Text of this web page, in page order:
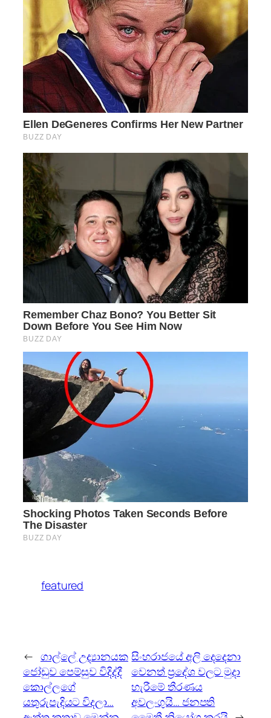
featured
← ගාල්ලේ උද්‍යානයක
‌ජ‌ෝඩුව පෙම්සුව විදිද්දී
‌ක‌ොල්ලග‌ේ
යතුරුපැදියට විදලා…
සිංහරාජයේ අලි දෙදෙනා
වෙනත් ප්‍රදේශ වලට මුදා
හැරීමේ තීරණය
අවලංගුයි… ජනපති